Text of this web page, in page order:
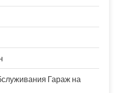
Гараж на